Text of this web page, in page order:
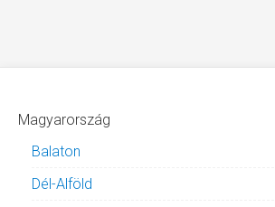
Magyarország
Balaton
Dél-Alföld